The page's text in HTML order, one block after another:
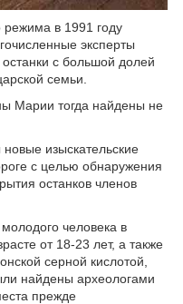
режима в 1991 году
эксперты
с большой долей
семьи.
Марии тогда найдены не
изыскательские
с целью обнаружения
останков членов
человека в
от 18-23 лет, а также
серной кислотой,
найдены археологами
прежде